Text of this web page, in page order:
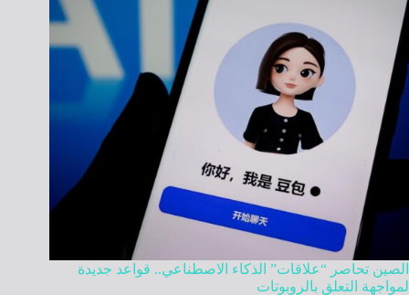
الصين تحاصر “علاقات” الذكاء الاصطناعي.. قواعد جديدة
لمواجهة التعلق بالروبوتات